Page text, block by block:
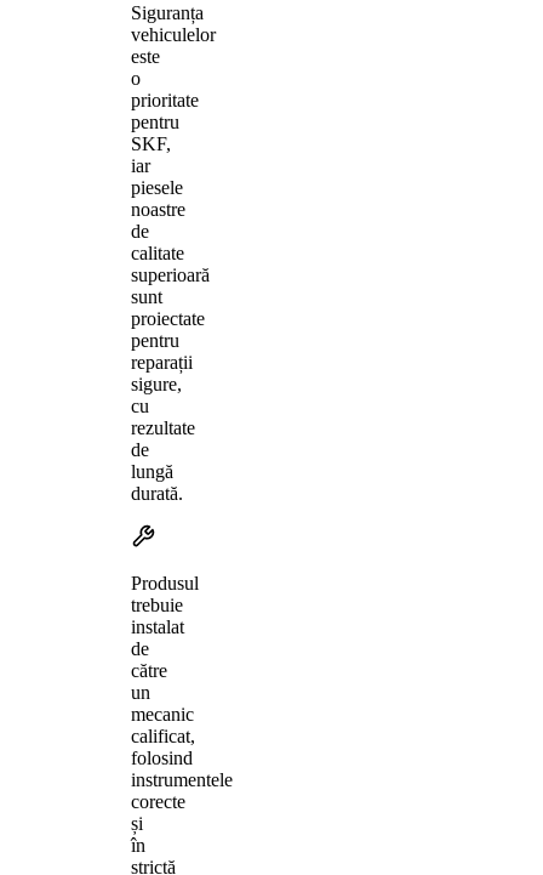
Siguranța
vehiculelor
este
o
prioritate
pentru
SKF,
iar
piesele
noastre
de
calitate
superioară
sunt
proiectate
pentru
reparații
sigure,
cu
rezultate
de
lungă
durată.
Produsul
trebuie
instalat
de
către
un
mecanic
calificat,
folosind
instrumentele
corecte
și
în
strictă